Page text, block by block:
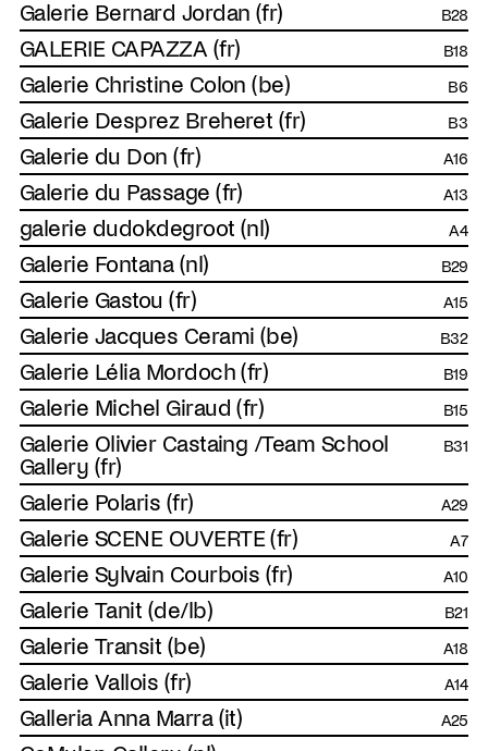
Galerie Bernard Jordan (fr) B28
GALERIE CAPAZZA (fr) B18
Galerie Christine Colon (be) B6
Galerie Desprez Breheret (fr) B3
Galerie du Don (fr) A16
Galerie du Passage (fr) A13
galerie dudokdegroot (nl) A4
Galerie Fontana (nl) B29
Galerie Gastou (fr) A15
Galerie Jacques Cerami (be) B32
Galerie Lélia Mordoch (fr) B19
Galerie Michel Giraud (fr) B15
Galerie Olivier Castaing /Team School
Gallery (fr)
B31
Galerie Polaris (fr) A29
Galerie SCENE OUVERTE (fr) A7
Galerie Sylvain Courbois (fr) A10
Galerie Tanit (de/lb) B21
Galerie Transit (be) A18
Galerie Vallois (fr) A14
Galleria Anna Marra (it) A25